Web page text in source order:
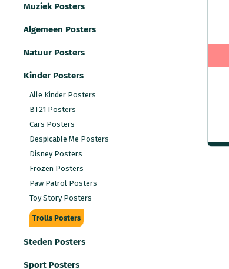
Muziek Posters
Algemeen Posters
Natuur Posters
Kinder Posters
Alle Kinder Posters
BT21 Posters
Cars Posters
Despicable Me Posters
Disney Posters
Frozen Posters
Paw Patrol Posters
Toy Story Posters
Trolls Posters
Steden Posters
Sport Posters